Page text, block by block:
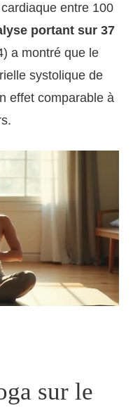
entre 100
portant sur 37
a montré que le
systolique de
effet comparable à
sur le